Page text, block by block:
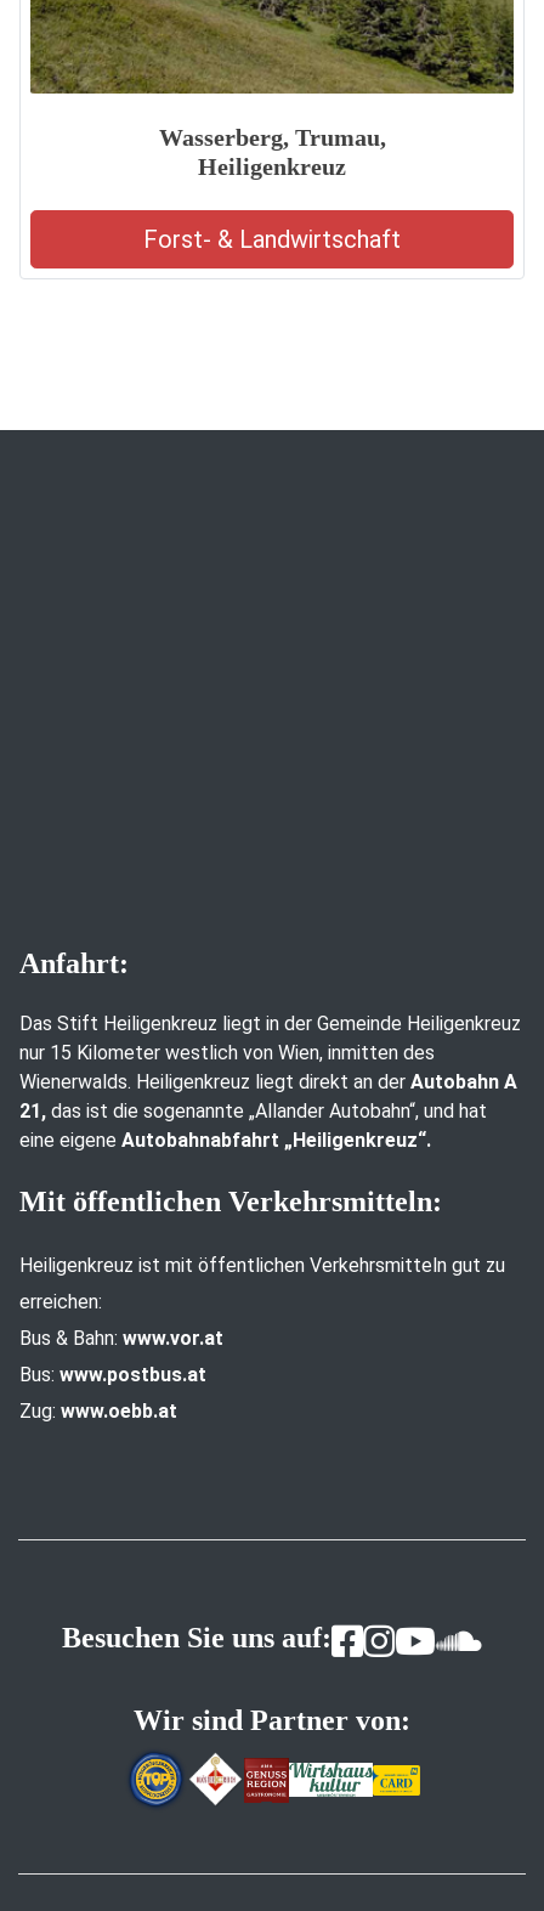
Wasserberg, Trumau,
Heiligenkreuz
Forst- & Landwirtschaft
Anfahrt:
Das Stift Heiligenkreuz liegt in der Gemeinde Heiligenkreuz
nur 15 Kilometer westlich von Wien, inmitten des
Wienerwalds. Heiligenkreuz liegt direkt an der Autobahn A
21, das ist die sogenannte „Allander Autobahn“, und hat
eine eigene Autobahnabfahrt „Heiligenkreuz“.
Mit öffentlichen Verkehrsmitteln:
Heiligenkreuz ist mit öffentlichen Verkehrsmitteln gut zu
erreichen:
Bus & Bahn: www.vor.at
Bus: www.postbus.at
Zug: www.oebb.at
Besuchen Sie uns auf:
Wir sind Partner von: